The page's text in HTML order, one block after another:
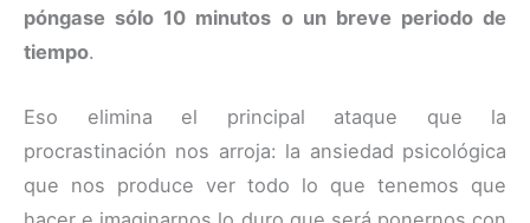
póngase sólo 10 minutos o un breve periodo de
tiempo.
Eso elimina el principal ataque que la
procrastinación nos arroja: la ansiedad psicológica
que nos produce ver todo lo que tenemos que